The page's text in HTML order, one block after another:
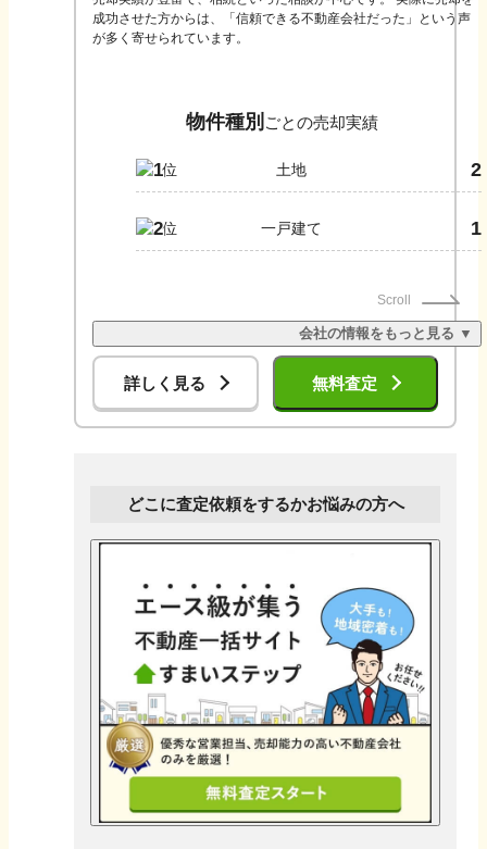
成功させた方からは、「信頼できる不動産会社だった」という声
が多く寄せられています。
物件種別 ごとの売却実績
1 土地 2
2 一戸建て 1
Scroll
会社の情報をもっと見る ▼
詳しく見る 無料査定
どこに査定依頼をするかお悩みの方へ